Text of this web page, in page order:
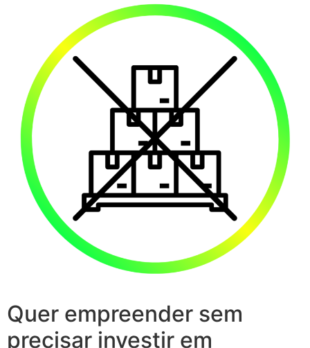
Quer empreender sem
precisar investir em